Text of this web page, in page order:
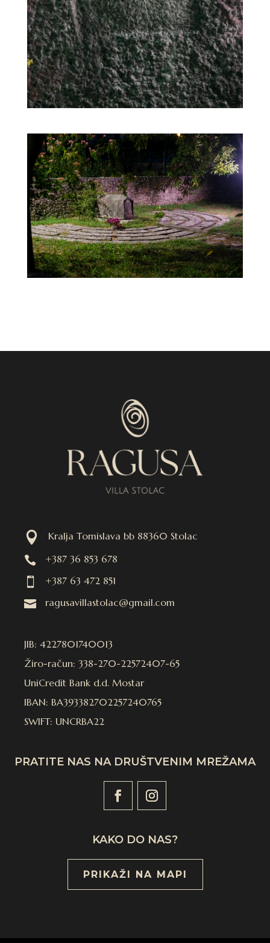

Kralja Tomislava bb 88360 Stolac

+387 36 853 678

+387 63 472 851

ragusavillastolac@gmail.com
JIB: 4227801740013
Žiro-račun: 338-270-22572407-65
UniCredit Bank d.d. Mostar
IBAN: BA393382702257240765
SWIFT: UNCRBA22
PRATITE NAS NA DRUŠTVENIM MREŽAMA
KAKO DO NAS?
PRIKAŽI NA MAPI